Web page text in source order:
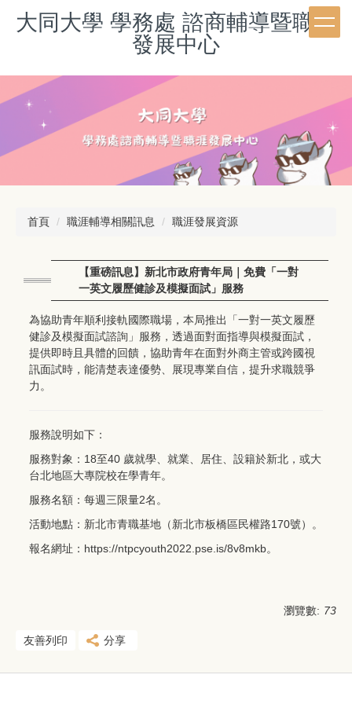
內
容
大同大學 學務處 諮商輔導暨職涯
發展中心
首頁 職涯輔導相關訊息 職涯發展資源
【重磅訊息】新北市政府青年局｜免費「一對
一英文履歷健診及模擬面試」服務
為協助青年順利接軌國際職場，本局推出「一對一英文履歷
健診及模擬面試諮詢」服務，透過面對面指導與模擬面試，
提供即時且具體的回饋，協助青年在面對外商主管或跨國視
訊面試時，能清楚表達優勢、展現專業自信，提升求職競爭
力。
服務說明如下：
服務對象：18至40 歲就學、就業、居住、設籍於新北，或大
台北地區大專院校在學青年。
服務名額：每週三限量2名。
活動地點：新北市青職基地（新北市板橋區民權路170號）。
報名網址：https://ntpcyouth2022.pse.is/8v8mkb。
瀏覽數: 73
友善列印 分享